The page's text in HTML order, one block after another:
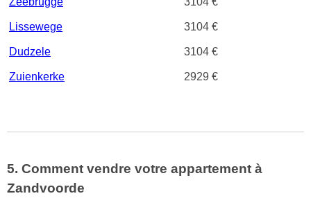
Lissewege 3104 €
Dudzele 3104 €
Zuienkerke 2929 €
5. Comment vendre votre appartement à
Zandvoorde